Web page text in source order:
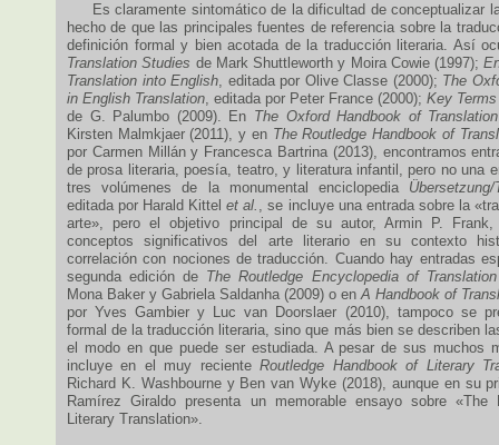
Es claramente sintomático de la dificultad de conceptualizar
hecho de que las principales fuentes de referencia sobre la
definición formal y bien acotada de la traducción literaria. Así
Translation Studies de Mark Shuttleworth y Moira Cowie (1997);
Translation into English, editada por Olive Classe (2000); The
in English Translation, editada por Peter France (2000); Key
de G. Palumbo (2009). En The Oxford Handbook of
Kirsten Malmkjaer (2011), y en The Routledge Handbook of
por Carmen Millán y Francesca Bartrina (2013), encontramos
de prosa literaria, poesía, teatro, y literatura infantil, pero no una
tres volúmenes de la monumental enciclopedia Übersetzung/
editada por Harald Kittelet al. , se incluye una entrada sobre la
arte», pero el objetivo principal de su autor, Armin P.
conceptos significativos del arte literario en su contexto
correlación con nociones de traducción. Cuando hay entradas
segunda edición de The Routledge Encyclopedia of
Mona Baker y Gabriela Saldanha (2009) o enA Handbook of
por Yves Gambier y Luc van Doorslaer (2010), tampoco se
formal de la traducción literaria, sino que más bien se describen
el modo en que puede ser estudiada. A pesar de sus muchos
incluye en el muy recienteRoutledge Handbook of Literary
Richard K. Washbourne y Ben van Wyke (2018), aunque en su
Ramírez Giraldo presenta un memorable ensayo sobre
Literary Translation».